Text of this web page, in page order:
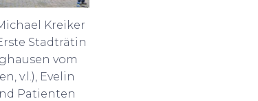
Kreiker
Stadträtin
vom
v.l.), Evelin
Patienten